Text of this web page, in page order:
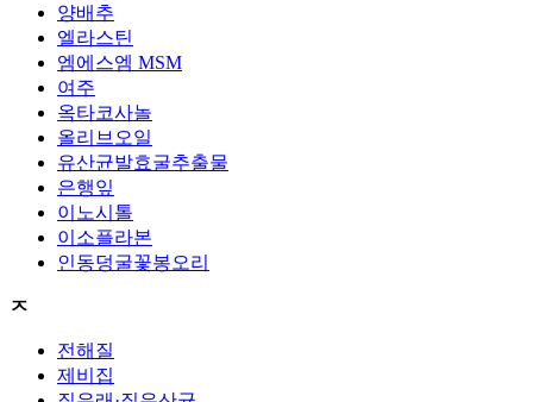
양배추
엘라스틴
엠에스엠 MSM
여주
옥타코사놀
올리브오일
유산균발효굴추출물
은행잎
이노시톨
이소플라본
인동덩굴꽃봉오리
ㅈ
전해질
제비집